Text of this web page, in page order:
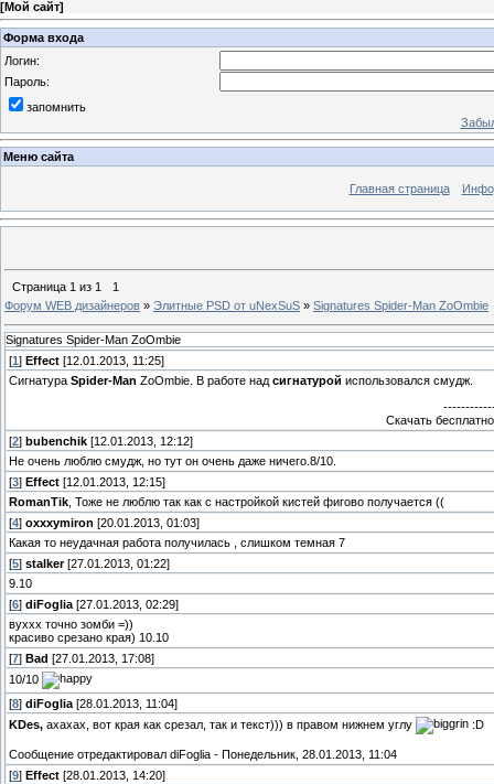
[Мой сайт]
Форма входа
Логин:
Пароль:
запомнить
Меню сайта
Главная страница
Страница 1 из 1
1
Форум WEB дизайнеров » Элитные PSD от uNexSuS » Signatures Spider-Man ZoOmbie
Signatures Spider-Man ZoOmbie
[1 ] Effect [12.01.2013, 11:25]
Сигнатура Spider-Man ZoOmbie. В работе над сигнатурой использовался смудж.
Скачать
[2] bubenchik [12.01.2013, 12:12]
Не очень люблю смудж, но тут он очень даже ничего.8/10.
[3] Effect [12.01.2013, 12:15]
RomanTik , Тоже не люблю так как с настройкой кистей фигово получается ((
[4] oxxxymiron [20.01.2013, 01:03]
Какая то неудачная работа получилась , слишком темная 7
[5] stalker[27.01.2013, 01:22]
9.10
[6] diFoglia [27.01.2013, 02:29]
вуххх точно зомби =))
красиво срезано края) 10.10
[7] Bad [27.01.2013, 17:08]
10/10
[8] diFoglia [28.01.2013, 11:04]
KDes, ахахах, вот края как срезал, так и текст))) в правом нижнем углу :D
Сообщение отредактировал diFoglia - Понедельник, 28.01.2013, 11:04
[9] Effect [28.01.2013, 14:20]